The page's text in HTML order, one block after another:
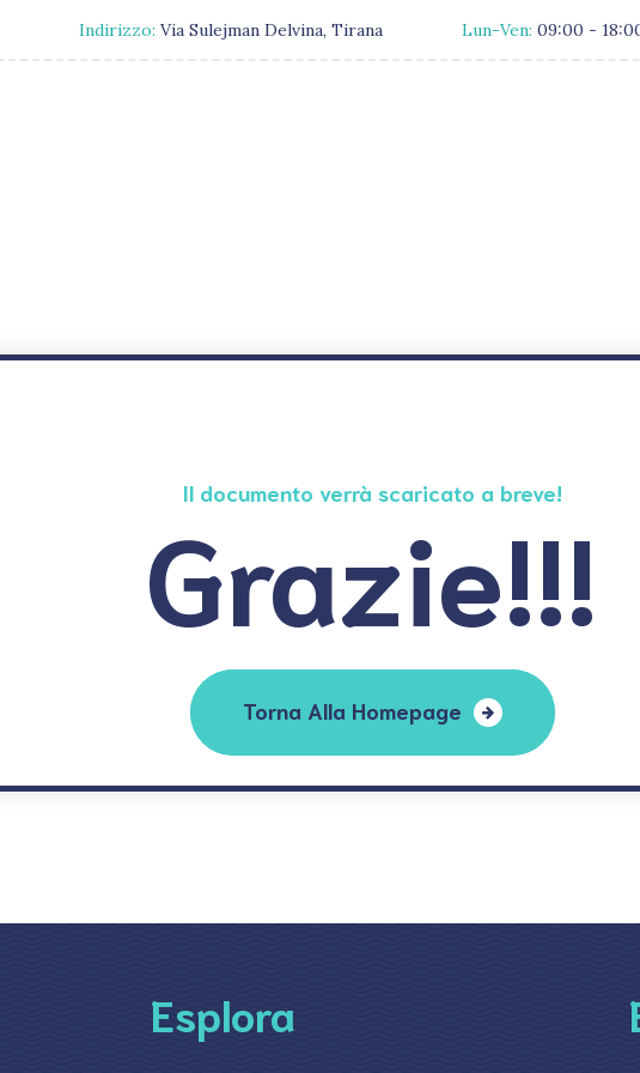
Indirizzo: Via Sulejman Delvina, Tirana Lun-Ven: 09:00 -
Il documento verrà scaricato a breve!
Grazie!!!
Torna Alla Homepage
Esplora